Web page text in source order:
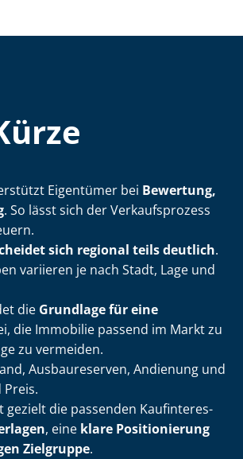
Eigentümer bei Bewertung,
. So lässt sich der Verkaufsprozess
sich regional teils deutlich.
variieren je nach Stadt, Lage und
die Grundlage für eine
die Immobilie passend im Markt zu
zu vermeiden.
Ausbaureserven, Andienung und
gezielt die passenden Kauf­in­ter­es­
, eine klare Positionierung
Zielgruppe.